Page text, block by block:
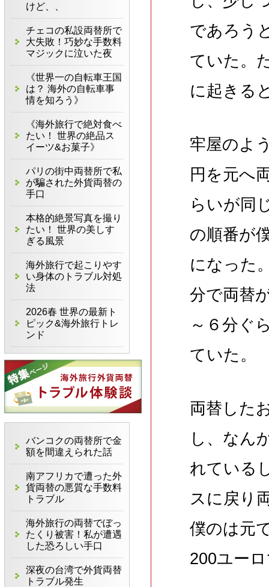
であろう
ていた。
に起きる
牢屋のよ
円を元へ
らいが同
の順番が
になった
分で両替
～６分ぐ
ていた。
両替した
し、なん
れている
スに戻り
僕のは元
200ユー
けど、、
チェコの私設両替所で
大失敗！巧妙な手数料
マジックに泣いた夜
《世界一の自転車王国
は？ 海外の自転車事
情を知ろう》
《海外旅行で絶対食べ
たい！ 世界の絶品ス
イーツ&お菓子》
パリの街中両替所で私
が騙された外貨両替の
手口
本格的絶景写真を撮り
たい！ 世界の美しす
ぎる風景
海外旅行で起こりやす
い身体のトラブル対処
法
2026春 世界の最新ト
ピック&海外旅行トレ
ンド
バンコクの両替所で金
額を間違えられた話
南アフリカで遭った外
貨両替の悪質な手数料
トラブル
海外旅行の両替でぼっ
たくり被害！私が遭遇
した恐ろしい手口
深夜の台湾で外貨両替
トラブル発生